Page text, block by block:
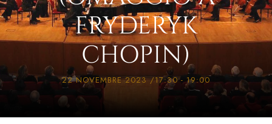
FRYDERYK
CHOPIN)
22 NOVEMBRE 2023 /17:30-19:00